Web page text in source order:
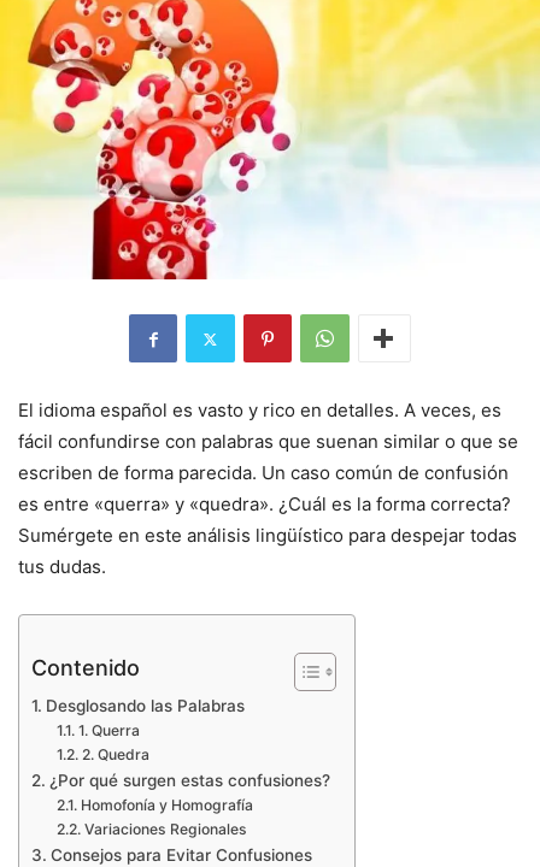
El idioma español es vasto y rico en detalles. A veces, es
fácil confundirse con palabras que suenan similar o que se
escriben de forma parecida. Un caso común de confusión
es entre «querra» y «quedra». ¿Cuál es la forma correcta?
Sumérgete en este análisis lingüístico para despejar todas
tus dudas.
Contenido
Desglosando las Palabras
1. Querra
2. Quedra
¿Por qué surgen estas confusiones?
Homofonía y Homografía
Variaciones Regionales
Consejos para Evitar Confusiones